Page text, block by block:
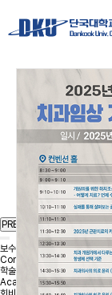
PREV NEXT
보수교육
Continuing education
학술자료
Academic data